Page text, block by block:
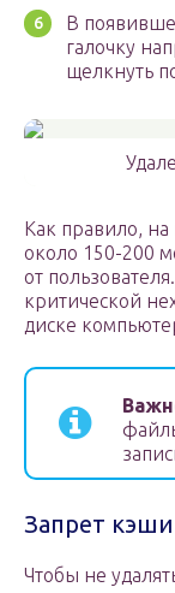
В
галочку
щелкнуть
Как правило,
около 150-200
от
критической
диске
Запрет
Чтобы не